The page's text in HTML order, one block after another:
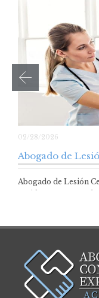
02/28/2026
Abogado de
Abogado de Lesión
accidente, es normal